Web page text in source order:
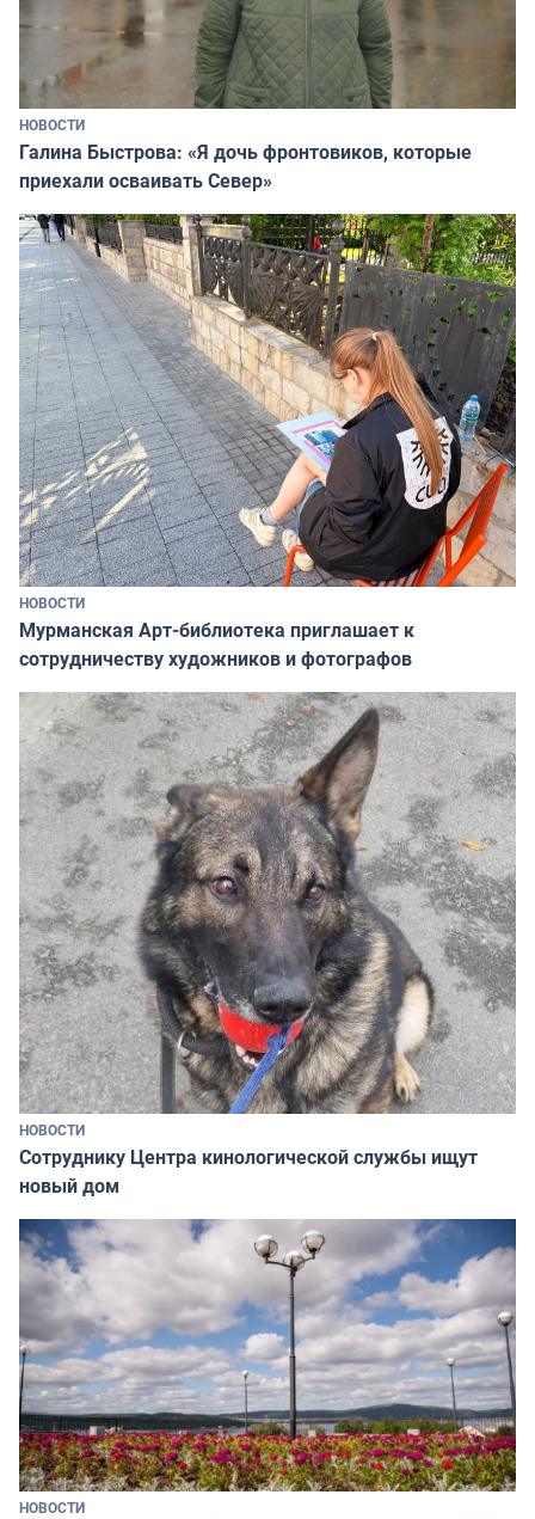
НОВОСТИ
Галина Быстрова: «Я дочь фронтовиков, которые
приехали осваивать Север»
НОВОСТИ
Мурманская Арт-библиотека приглашает к
сотрудничеству художников и фотографов
НОВОСТИ
Сотруднику Центра кинологической службы ищут
новый дом
НОВОСТИ